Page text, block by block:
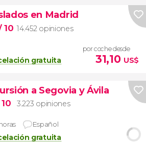
en Madrid
10 14.452 opiniones
gratuita
por coche desde
31,10 US$
a Segovia y Ávila
3.223 opiniones
Español
gratuita